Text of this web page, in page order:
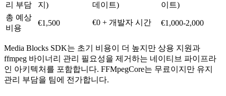
리 부담
지)
데이트)
이트)
총 예상
비용
€1,500 €0 + 개발자 시간 €1,000-2,000
Media Blocks SDK는 초기 비용이 더 높지만 상용 지원과
ffmpeg 바이너리 관리 필요성을 제거하는 네이티브 파이프라
인 아키텍처를 포함합니다. FFMpegCore는 무료이지만 유지
관리 부담을 팀에 전가합니다.